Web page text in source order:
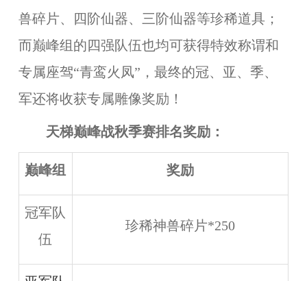
兽碎片、四阶仙器、三阶仙器等珍稀道具；
而巅峰组的四强队伍也均可获得特效称谓和
专属座驾“青鸾火凤”，最终的冠、亚、季、
军还将收获专属雕像奖励！
天梯巅峰战秋季赛排名奖励：
巅峰组 奖励
冠军队
伍
珍稀神兽碎片*250